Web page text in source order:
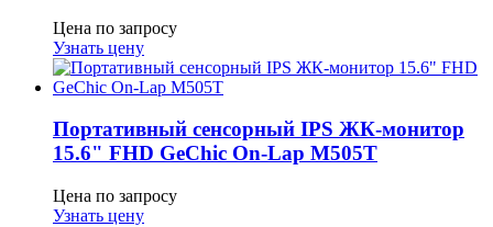
Цена по запросу
Узнать цену
Портативный сенсорный IPS ЖК-монитор
15.6" FHD GeСhic On-Lap M505T
Цена по запросу
Узнать цену